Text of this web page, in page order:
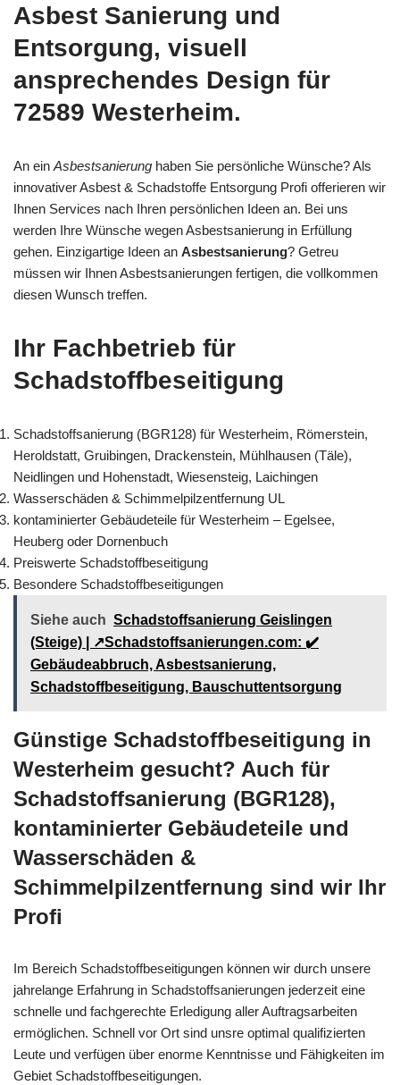
Asbest Sanierung und
Entsorgung, visuell
ansprechendes Design für
72589 Westerheim.
An ein Asbestsanierung haben Sie persönliche Wünsche? Als
innovativer Asbest & Schadstoffe Entsorgung Profi offerieren wir
Ihnen Services nach Ihren persönlichen Ideen an. Bei uns
werden Ihre Wünsche wegen Asbestsanierung in Erfüllung
gehen. Einzigartige Ideen an Asbestsanierung? Getreu
müssen wir Ihnen Asbestsanierungen fertigen, die vollkommen
diesen Wunsch treffen.
Ihr Fachbetrieb für
Schadstoffbeseitigung
Schadstoffsanierung (BGR128) für Westerheim, Römerstein,
Heroldstatt, Gruibingen, Drackenstein, Mühlhausen (Täle),
Neidlingen und Hohenstadt, Wiesensteig, Laichingen
Wasserschäden & Schimmelpilzentfernung UL
kontaminierter Gebäudeteile für Westerheim – Egelsee,
Heuberg oder Dornenbuch
Preiswerte Schadstoffbeseitigung
Besondere Schadstoffbeseitigungen
Siehe auch Schadstoffsanierung Geislingen
(Steige) | ↗️Schadstoffsanierungen.com: ✔️
Gebäudeabbruch, Asbestsanierung,
Schadstoffbeseitigung, Bauschuttentsorgung
Günstige Schadstoffbeseitigung in
Westerheim gesucht? Auch für
Schadstoffsanierung (BGR128),
kontaminierter Gebäudeteile und
Wasserschäden &
Schimmelpilzentfernung sind wir Ihr
Profi
Im Bereich Schadstoffbeseitigungen können wir durch unsere
jahrelange Erfahrung in Schadstoffsanierungen jederzeit eine
schnelle und fachgerechte Erledigung aller Auftragsarbeiten
ermöglichen. Schnell vor Ort sind unsre optimal qualifizierten
Leute und verfügen über enorme Kenntnisse und Fähigkeiten im
Gebiet Schadstoffbeseitigungen.